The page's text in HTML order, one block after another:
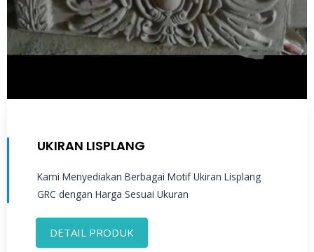
UKIRAN LISPLANG
Kami Menyediakan Berbagai Motif Ukiran Lisplang
GRC dengan Harga Sesuai Ukuran
DETAIL PRODUK